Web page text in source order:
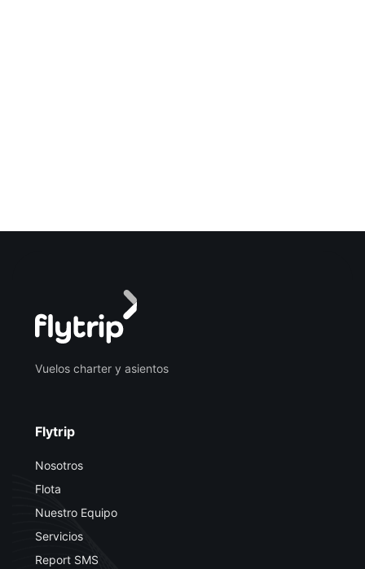
Vuelos charter y asientos
Flytrip
Nosotros
Flota
Nuestro Equipo
Servicios
Report SMS